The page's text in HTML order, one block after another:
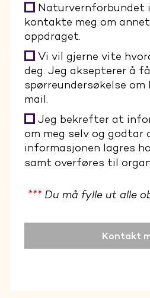
Naturvernforbundet
kontakte meg om
oppdraget.
Vi vil gjerne vite
deg. Jeg aksepterer å få
spørreundersøkelse om
mail.
Jeg bekrefter at
om meg selv og godtar
informasjonen lagres
samt overføres til
*** Du må fylle ut alle
Kontakt